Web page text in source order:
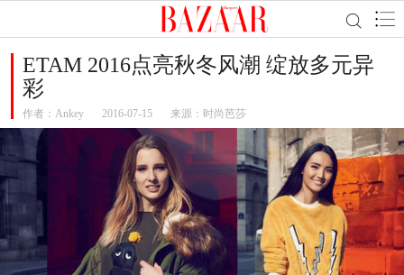
ETAM 2016点亮秋冬风潮 绽放多元异
彩
作者： Ankey 2016-07-15 来源：时尚芭莎